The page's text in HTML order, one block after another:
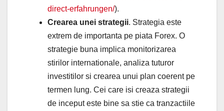
direct-erfahrungen/).
Crearea unei strategii. Strategia este
extrem de importanta pe piata Forex. O
strategie buna implica monitorizarea
stirilor internationale, analiza tuturor
investitilor si crearea unui plan coerent pe
termen lung. Cei care isi creaza strategii
de inceput este bine sa stie ca tranzactiile